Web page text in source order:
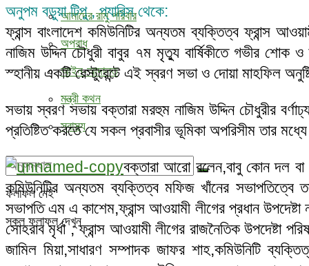
আমাদের রামু পরিবার
অপরাধ
আইন-আদালত
মন্ত্রী কথন
স্বাস্থ্য
ফলাফল নেই
সকল ফলাফল দেখুন
অনুপম বড়ুয়া টিপু , প্যারিস থেকে:
ফ্রান্স বাংলাদেশ কমিউনিটির অন্যতম ব্যক্তিত্ব ফ্রান্স
নাজিম উদ্দিন চৌধুরী বাবুর ৭ম মৃত্যু বার্ষিকীতে গভীর শোক
স্হানীয় একটি রেস্টুরেন্টে এই স্বরণ সভা ও দোয়া মাহফিল
সভায় স্বরণ সভায় বক্তারা মরহুম নাজিম উদ্দিন চৌধুরীর
প্রতিষ্টিত করতে যে সকল প্রবাসীর ভূমিকা অপরিসীম তার
বক্তারা আরো বলেন,বাবু কোন দল বা
কমিউনিটির অন্যতম ব্যক্তিত্ব মফিজ খাঁনের সভাপতিত্বে
সভাপতি এম এ কাশেম,ফ্রান্স আওয়ামী লীগের প্রধান
সোহরাব মৃর্ধা , ফ্রান্স আওয়ামী লীগের রাজনৈতিক উপদেষ্টা
জামিল মিয়া,সাধারণ সম্পাদক জাফর শাহ,কমিউনিটি